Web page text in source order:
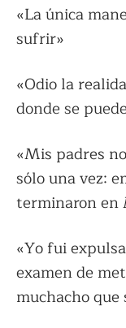
«La única
sufrir»
«Odio la
donde se
«Mis padres
sólo una vez:
terminaron en
«Yo fui
examen de
muchacho